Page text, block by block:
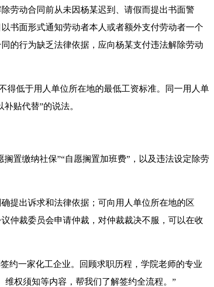
劳动合同前从未因杨某迟到、请假而提出书面警
书面形式通知劳动者本人或者额外支付劳动者一个
的行为缺乏法律依据，应向杨某支付违法解除劳动
得低于用人单位所在地的最低工资标准。同一用人单
贴代替”的说法。
置缴纳社保”“自愿搁置加班费”，以及违法设定除劳
提出诉求和法律依据；可向用人单位所在地的区
仲裁委员会申请仲裁，对仲裁裁决不服，可以在收
约一家化工企业。回顾求职历程，学院老师的专业
权须知等内容，帮我们了解签约全流程。”